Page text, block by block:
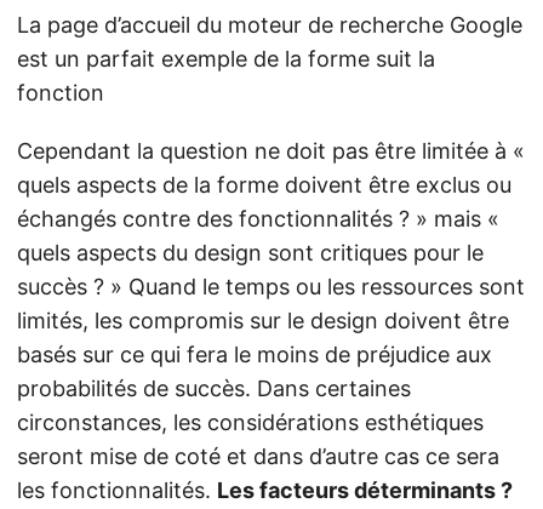
La page d’accueil du moteur de recherche Google
est un parfait exemple de la forme suit la
fonction
Cependant la question ne doit pas être limitée à «
quels aspects de la forme doivent être exclus ou
échangés contre des fonctionnalités ? » mais «
quels aspects du design sont critiques pour le
succès ? » Quand le temps ou les ressources sont
limités, les compromis sur le design doivent être
basés sur ce qui fera le moins de préjudice aux
probabilités de succès. Dans certaines
circonstances, les considérations esthétiques
seront mise de coté et dans d’autre cas ce sera
les fonctionnalités. Les facteurs déterminants ?